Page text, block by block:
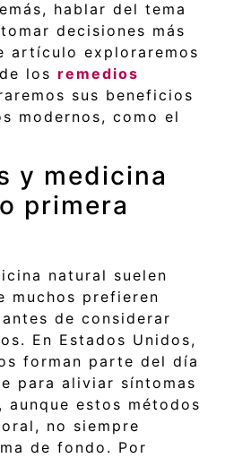
hablar del tema
decisiones más
artículo exploraremos
los remedios
sus beneficios
modernos, como el
y medicina
primera
natural suelen
muchos prefieren
de considerar
En Estados Unidos,
forman parte del día
para aliviar síntomas
aunque estos métodos
no siempre
de fondo. Por